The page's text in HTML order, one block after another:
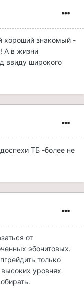
хороший знакомый -
А в жизни
ввиду широкого
ТБ -более не
от
эбонитовых.
только
уровнях